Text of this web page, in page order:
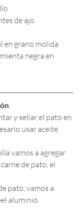
de ajo
en grano molida
negra en
y sellar el pato en
usar aceite.
vamos a agregar
de pato, el
pato, vamos a
aluminio.